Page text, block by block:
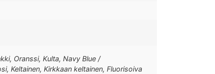
Oranssi, Kulta, Navy Blue /
Keltainen, Kirkkaan keltainen, Fluorisoiva